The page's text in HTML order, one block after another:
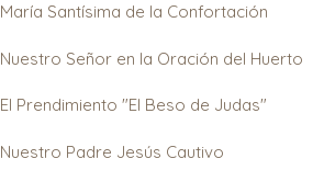
María Santísima de la Confortación
Nuestro Señor en la Oración del Huerto
El Prendimiento "El Beso de Judas"
Nuestro Padre Jesús Cautivo